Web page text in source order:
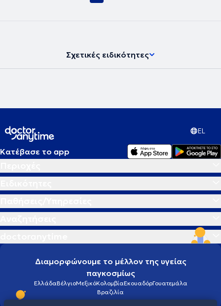
Σχετικές ειδικότητες
EL
Κατέβασε το app
Διαμορφώνουμε το μέλλον της υγείας
παγκοσμίως
ΕλλάδαΒέλγιοΜεξικόΚολομβίαΕκουαδόρΓουατεμάλα
Βραζιλία